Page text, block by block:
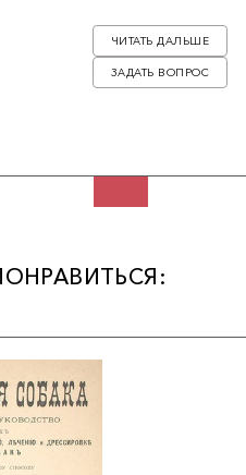
животное по следу.
рисунки следа в натуральную
отличительных
издания «Следы в природе»
ЗАДАТЬ ВОПРОС
ЧИТАТЬ ДАЛЬШЕ